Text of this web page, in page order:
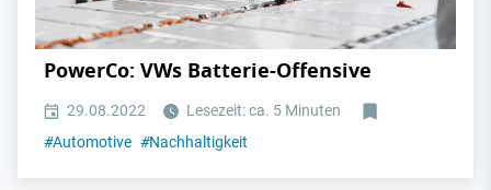
PowerCo: VWs Batterie-Offensive
29.08.2022
Lesezeit: ca. 5 Minuten
#Automotive #Nachhaltigkeit